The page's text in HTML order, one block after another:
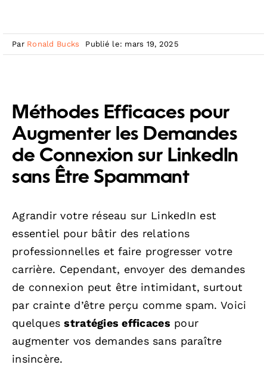
Par Ronald Bucks Publié le: mars 19, 2025
Méthodes Efficaces pour
Augmenter les Demandes
de Connexion sur LinkedIn
sans Être Spammant
Agrandir votre réseau sur LinkedIn est
essentiel pour bâtir des relations
professionnelles et faire progresser votre
carrière. Cependant, envoyer des demandes
de connexion peut être intimidant, surtout
par crainte d’être perçu comme spam. Voici
quelquesstratégies efficaces pour
augmenter vos demandes sans paraître
insincère.